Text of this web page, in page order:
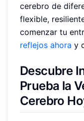
cerebro de
flexible,
comenzar tu
reflejos ahora y
Descubre
Prueba la
Cerebro